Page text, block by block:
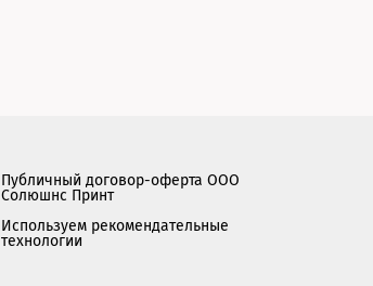
Публичный договор-оферта ООО
Солюшнс Принт
Используем рекомендательные
технологии